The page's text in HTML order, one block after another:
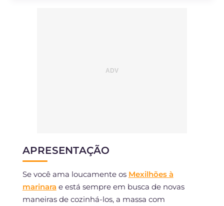
APRESENTAÇÃO
Se você ama loucamente os Mexilhões à
marinara e está sempre em busca de novas
maneiras de cozinhá-los, a massa com